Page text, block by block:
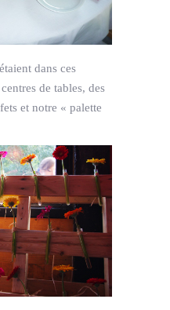
dans ces
de tables, des
et notre « palette